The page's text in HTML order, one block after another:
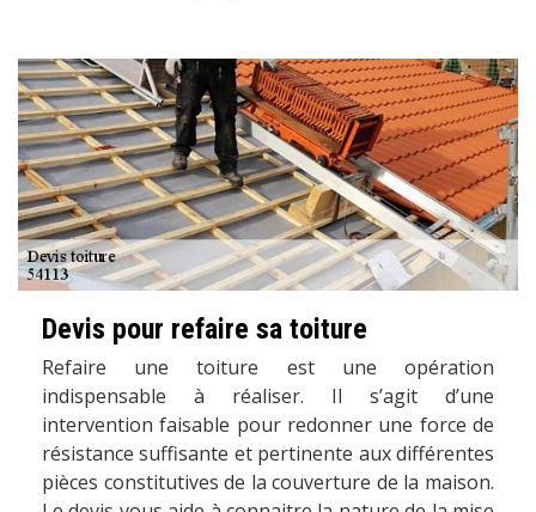
Devis pour refaire sa toiture
Refaire une toiture est une opération
indispensable à réaliser. Il s’agit d’une
intervention faisable pour redonner une force de
résistance suffisante et pertinente aux différentes
pièces constitutives de la couverture de la maison.